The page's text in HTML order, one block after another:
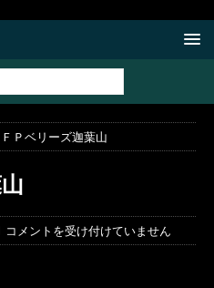
ＦＰベリーズ迦葉山
コメントを受け付けていません